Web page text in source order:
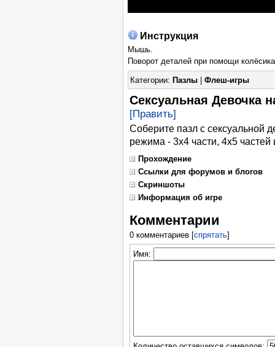
Инструкция
Мышь.
Поворот деталей при помощи
Категории: Пазлы| Флеш-игры
Сексуальная Девочка
[Править]
Соберите пазл с сексуальной
режима - 3x4 части, 4x5 частей
Прохождение
Ссылки для форумов и блогов
Скриншоты
Информация об игре
Комментарии
0 комментариев[спрятать]
Имя: